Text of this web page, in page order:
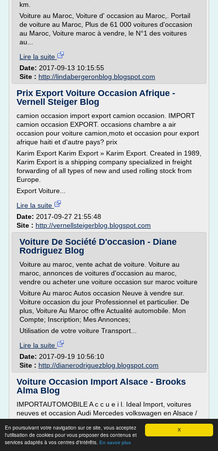
X
En poursuivant votre navigation sur ce site, vous acceptez
l'utilisation de cookies pour vous proposer des contenus et
services adaptés à vos centres d'intérêts. En savoir plus
km.
Voiture au Maroc, Voiture d' occasion au Maroc,. Portail
de voiture au Maroc, Plus de 61 000 voitures d'occasion
au Maroc, Voiture maroc à vendre, le N°1 des voitures
au...
Lire la suite
Date: 2017-09-13 10:15:55
Site : http://lindabergeronblog.blogspot.com
Prix Export Voiture Occasion Afrique -
Vernell Steiger Blog
camion occasion import export camion occasion. IMPORT
camion occasion EXPORT. occasions chambre a air
occasion pour voiture camion,moto et occasion pour export
afrique haiti et d'autre pays? prix
Karim Export Karim Export » Karim Export. Created in 1989,
Karim Export is a shipping company specialized in freight
forwarding of all types of new and used rolling stock from
Europe.
Export Voiture...
Lire la suite
Date: 2017-09-27 21:55:48
Site : http://vernellsteigerblog.blogspot.com
Voiture De Société D'occasion - Diane
Rodriguez Blog
Voiture au maroc, vente achat de voiture. Voiture au
maroc, annonces de voitures d'occasion au maroc,
vendre ou acheter une voiture occasion sur maroc voiture
Voiture Au maroc Autos occasion Neuve à vendre sur.
Voiture occasion du jour Professionnel et particulier. De
plus, Voiture Au Maroc offre Actualité automobile. Mon
Compte; Inscription; Mes Annonces;
Utilisation de votre voiture Transport...
Lire la suite
Date: 2017-09-19 10:56:10
Site : http://dianerodriguezblog.blogspot.com
Voiture Occasion Import Alsace - Brooks
Alma Blog
IMPORTAUTOMOBILE A c c u e i l. Ideal Import, voitures
neuves et occasion Audi Mercedes volkswagen en Alsace /
Importation automobile Alsace Strasbourg achat. Import
automobile en Alsace proche de Strasbourg. Vente de